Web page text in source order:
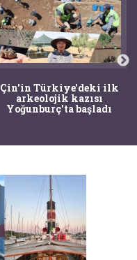
Çin'in Türkiye'deki ilk
arkeolojik kazısı
Yoğunburç'ta başladı